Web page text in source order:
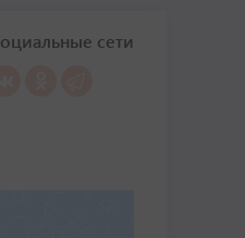
сети